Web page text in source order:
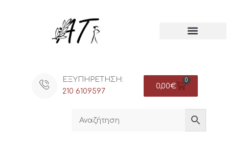
ΕΞΥΠΗΡΕΤΗΣΗ:
210 6109597
0,00€
0